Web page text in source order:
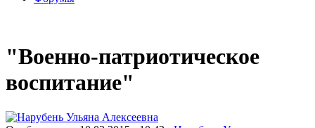
"Военно-патриотическое
воспитание"